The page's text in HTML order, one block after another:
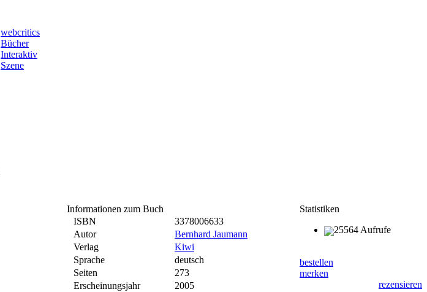
webcritics
Bücher
Interaktiv
Szene
Statistiken
25564 Aufrufe
bestellen
merken
rezensieren
Informationen zum Buch
ISBN
3378006633
Autor
Bernhard Jaumann
Verlag
Kiwi
Sprache
deutsch
Seiten
273
Erscheinungsjahr
2005